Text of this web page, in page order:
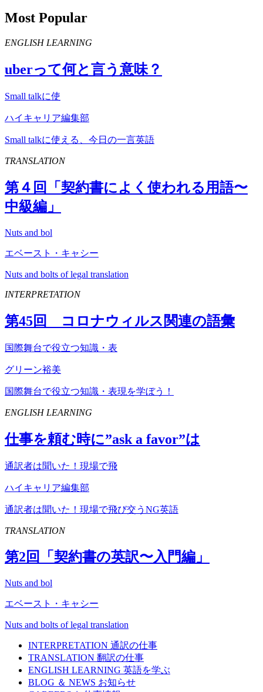
Most Popular
ENGLISH LEARNING
uberって何と言う意味？
Small talkに使
ハイキャリア編集部
Small talkに使える、今日の一言英語
TRANSLATION
第４回「契約書によく使われる用語〜
中級編」
Nuts and bol
エベースト・キャシー
Nuts and bolts of legal translation
INTERPRETATION
第45回 コロナウィルス関連の語彙
国際舞台で役立つ知識・表
グリーン裕美
国際舞台で役立つ知識・表現を学ぼう！
ENGLISH LEARNING
仕事を頼む時に”ask a favor”は
通訳者は聞いた！現場で飛
ハイキャリア編集部
通訳者は聞いた！現場で飛び交うNG英語
TRANSLATION
第2回「契約書の英訳〜入門編」
Nuts and bol
エベースト・キャシー
Nuts and bolts of legal translation
INTERPRETATION 通訳の仕事
TRANSLATION 翻訳の仕事
ENGLISH LEARNING 英語を学ぶ
BLOG ＆ NEWS お知らせ